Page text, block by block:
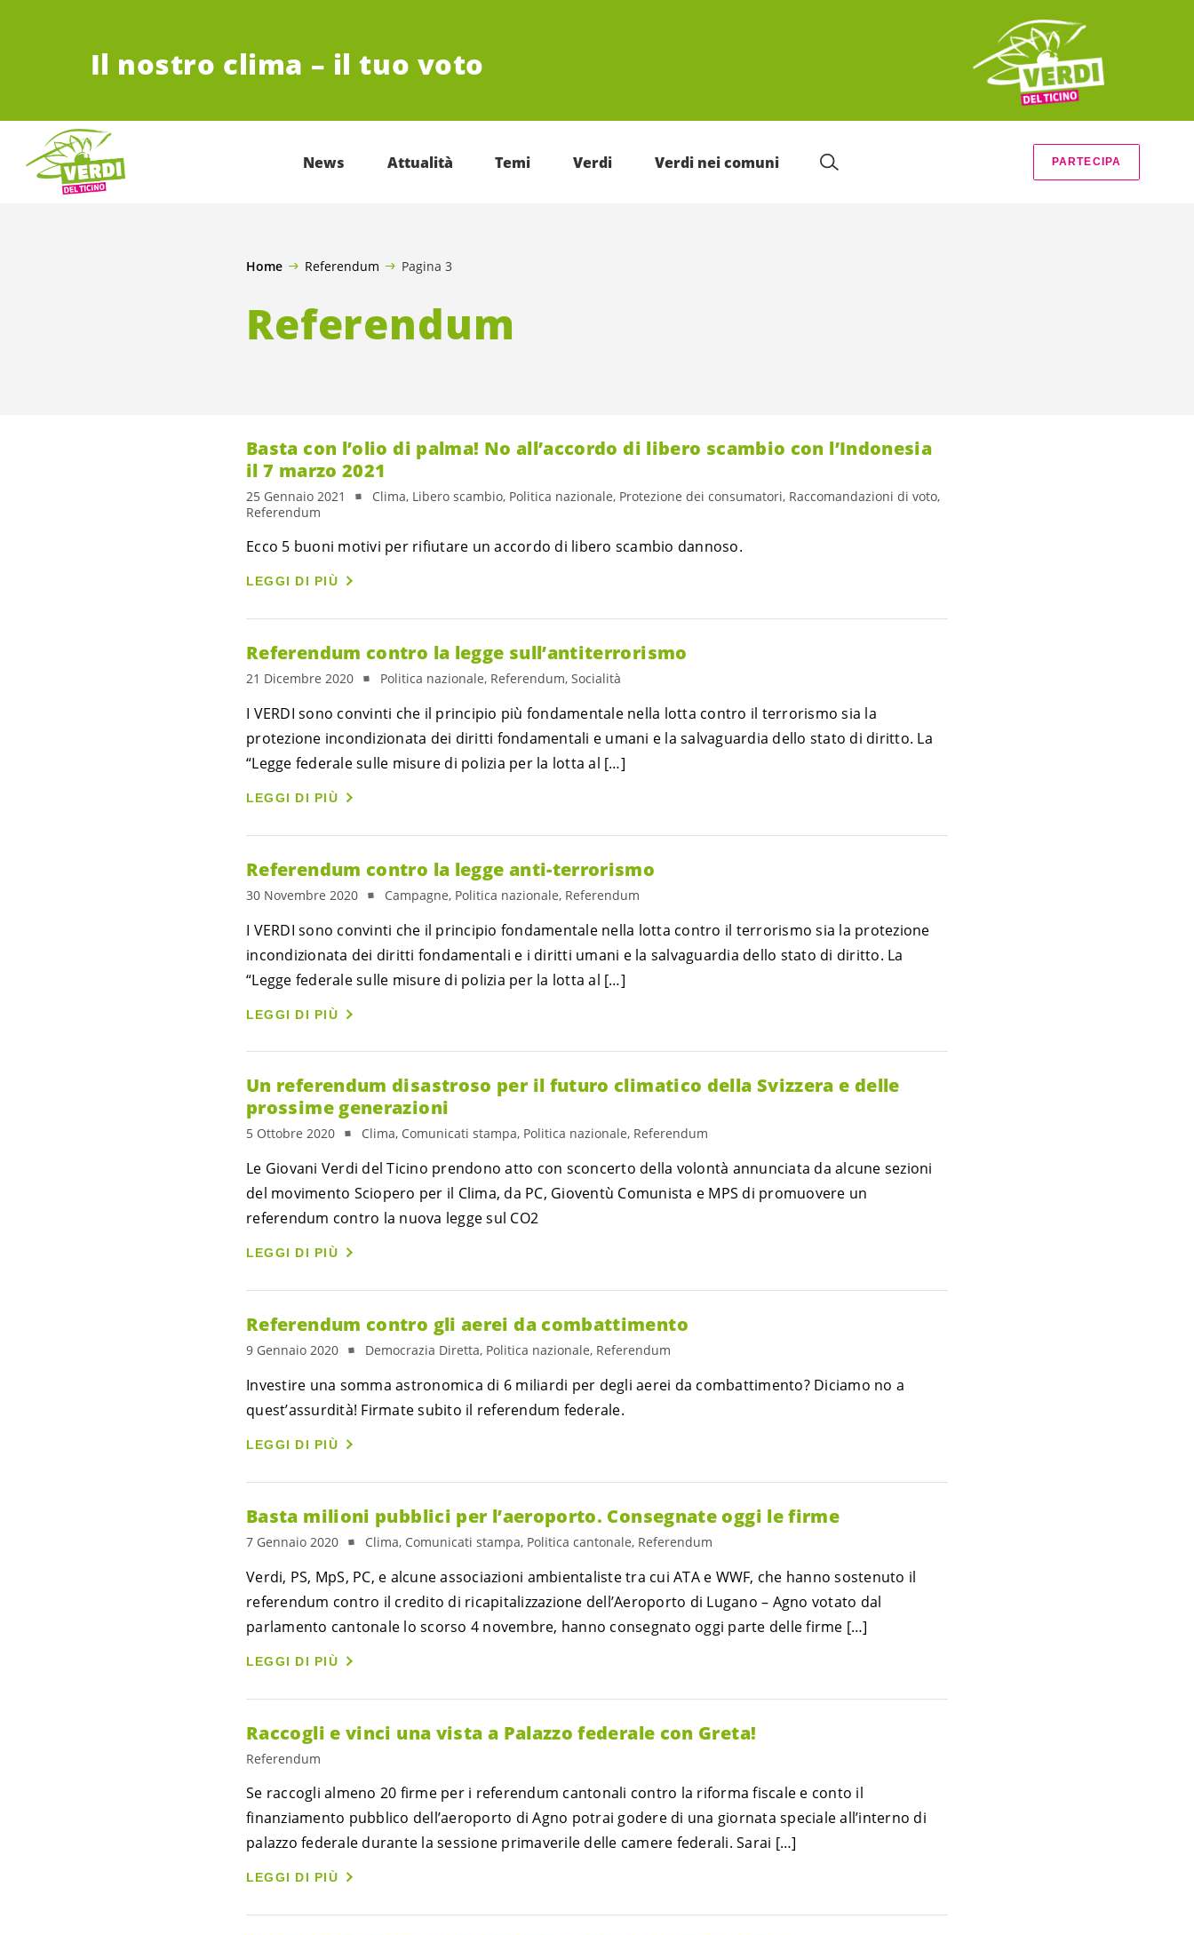
Il nostro clima – il tuo voto
News Attualità Temi Verdi Verdi nei comuni PARTECIPA
Home Referendum Pagina 3
Referendum
Basta con l’olio di palma! No all’accordo di libero scambio con l’Indonesia
il 7 marzo 2021
25 Gennaio 2021
Clima, Libero scambio, Politica nazionale, Protezione dei consumatori, Raccomandazioni di voto,
Referendum
Ecco 5 buoni motivi per rifiutare un accordo di libero scambio dannoso.
LEGGI DI PIÙ
Referendum contro la legge sull’antiterrorismo
21 Dicembre 2020 Politica nazionale, Referendum, Socialità
I VERDI sono convinti che il principio più fondamentale nella lotta contro il terrorismo sia la
protezione incondizionata dei diritti fondamentali e umani e la salvaguardia dello stato di diritto. La
“Legge federale sulle misure di polizia per la lotta al […]
LEGGI DI PIÙ
Referendum contro la legge anti-terrorismo
30 Novembre 2020 Campagne, Politica nazionale, Referendum
I VERDI sono convinti che il principio fondamentale nella lotta contro il terrorismo sia la protezione
incondizionata dei diritti fondamentali e i diritti umani e la salvaguardia dello stato di diritto. La
“Legge federale sulle misure di polizia per la lotta al […]
LEGGI DI PIÙ
Un referendum disastroso per il futuro climatico della Svizzera e delle
prossime generazioni
5 Ottobre 2020 Clima, Comunicati stampa, Politica nazionale, Referendum
Le Giovani Verdi del Ticino prendono atto con sconcerto della volontà annunciata da alcune sezioni
del movimento Sciopero per il Clima, da PC, Gioventù Comunista e MPS di promuovere un
referendum contro la nuova legge sul CO2
LEGGI DI PIÙ
Referendum contro gli aerei da combattimento
9 Gennaio 2020 Democrazia Diretta, Politica nazionale, Referendum
Investire una somma astronomica di 6 miliardi per degli aerei da combattimento? Diciamo no a
quest’assurdità! Firmate subito il referendum federale.
LEGGI DI PIÙ
Basta milioni pubblici per l’aeroporto. Consegnate oggi le firme
7 Gennaio 2020 Clima, Comunicati stampa, Politica cantonale, Referendum
Verdi, PS, MpS, PC, e alcune associazioni ambientaliste tra cui ATA e WWF, che hanno sostenuto il
referendum contro il credito di ricapitalizzazione dell’Aeroporto di Lugano – Agno votato dal
parlamento cantonale lo scorso 4 novembre, hanno consegnato oggi parte delle firme […]
LEGGI DI PIÙ
Raccogli e vinci una vista a Palazzo federale con Greta!
Referendum
Se raccogli almeno 20 firme per i referendum cantonali contro la riforma fiscale e conto il
finanziamento pubblico dell’aeroporto di Agno potrai godere di una giornata speciale all’interno di
palazzo federale durante la sessione primaverile delle camere federali. Sarai […]
LEGGI DI PIÙ